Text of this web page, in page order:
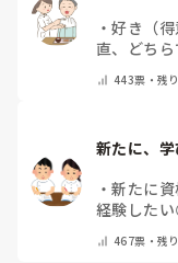
・好き（
直、どち
443票・残
新たに、
・新たに
経験した
教えてくだ
467票・残